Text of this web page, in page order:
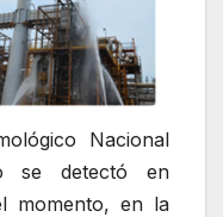
Nacional
se detectó en
momento, en la